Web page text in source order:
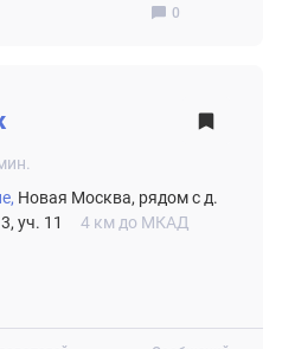
0
Новая Москва, рядом с д.
уч. 11
4 км до МКАД